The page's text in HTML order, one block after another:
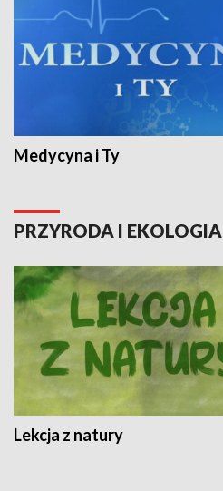
Medycyna i Ty
PRZYRODA I EKOLOGIA
Lekcja z natury